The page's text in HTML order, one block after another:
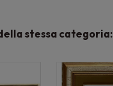
stessa categoria: